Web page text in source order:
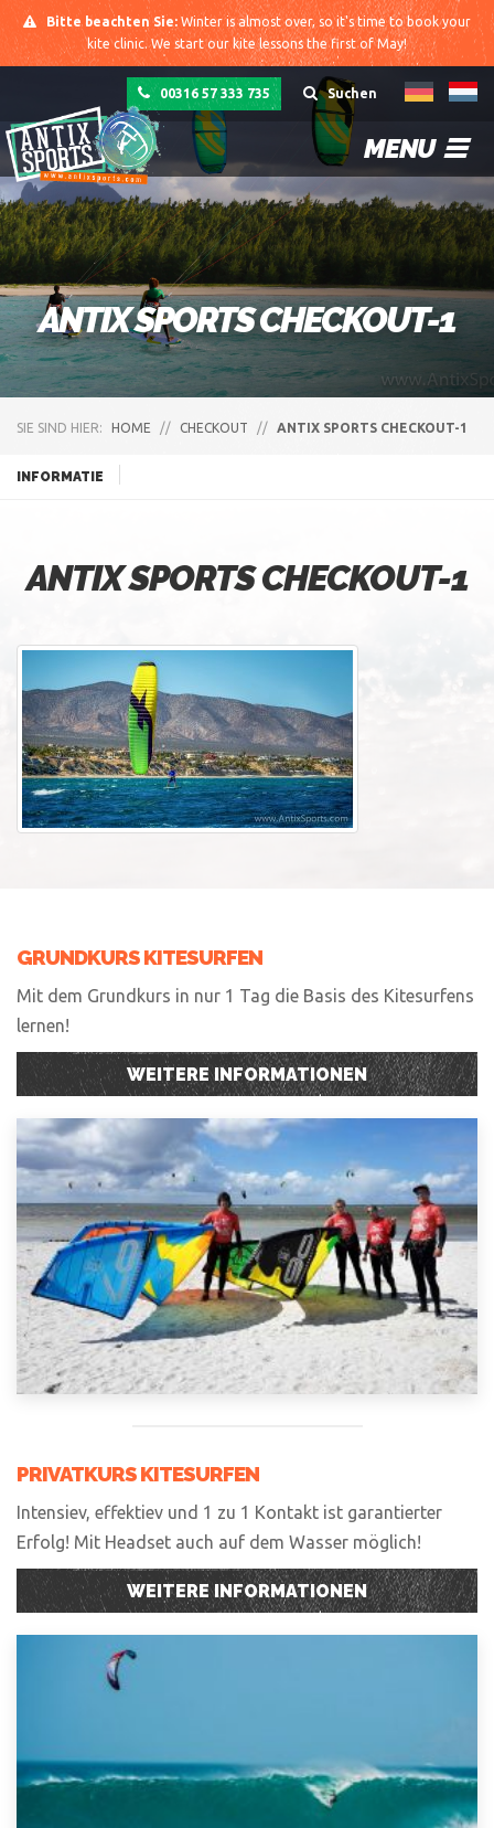
Bitte beachten Sie: Winter is almost over, so it's time to book your
kite clinic. We start our kite lessons the first of May!
Suchen
00316 57 333 735
MENU
ANTIX SPORTS CHECKOUT-1
SIE SIND HIER: HOME // CHECKOUT // ANTIX SPORTS CHECKOUT-1
INFORMATIE
ANTIX SPORTS CHECKOUT-1
GRUNDKURS KITESURFEN
Mit dem Grundkurs in nur 1 Tag die Basis des Kitesurfens
lernen!
WEITERE INFORMATIONEN
PRIVATKURS KITESURFEN
Intensiev, effektiev und 1 zu 1 Kontakt ist garantierter
Erfolg! Mit Headset auch auf dem Wasser möglich!
WEITERE INFORMATIONEN